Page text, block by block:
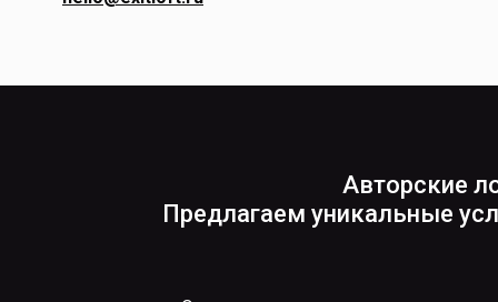
Авторские
Предлагаем уникальные